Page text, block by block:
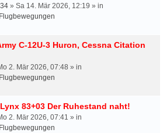
» Sa 14. Mär 2026, 12:19 » in
C-12U-3 Huron, Cessna Citation
2. Mär 2026, 07:48 » in
83+03 Der Ruhestand naht!
2. Mär 2026, 07:41 » in